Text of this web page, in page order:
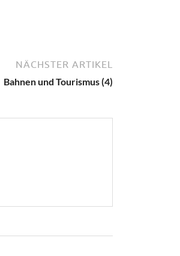
NÄCHSTER ARTIKEL
Bahnen und Tourismus (4)